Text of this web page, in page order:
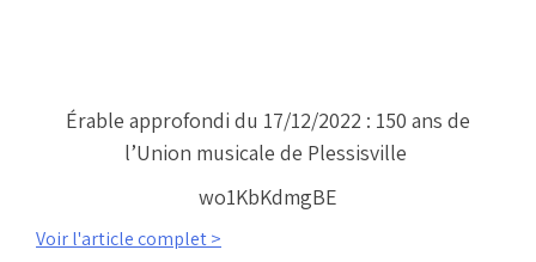
Érable approfondi du 17/12/2022 : 150 ans de
l’Union musicale de Plessisville
wo1KbKdmgBE
Voir l'article complet >